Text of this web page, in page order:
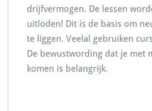
drijfvermogen. De lessen
uitloden! Dit is de basis om
te liggen. Veelal gebruiken
De bewustwording dat je met
komen is belangrijk.